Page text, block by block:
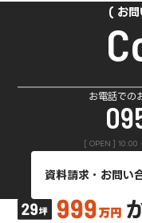
お
お電話での
[ OPEN ] 10:00
資料請求・お問い